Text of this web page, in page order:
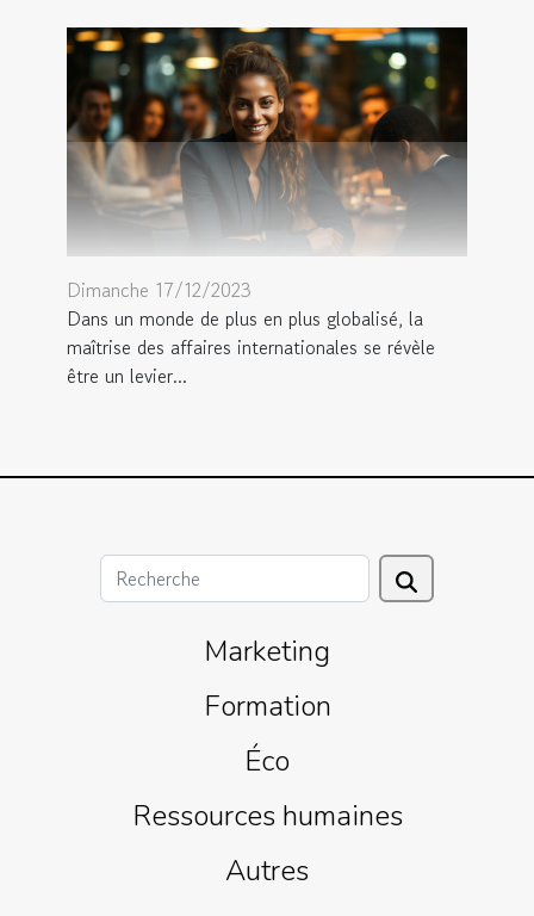
Dimanche 17/12/2023
Dans un monde de plus en plus globalisé, la
maîtrise des affaires internationales se révèle
être un levier...
Marketing
Formation
Éco
Ressources humaines
Autres